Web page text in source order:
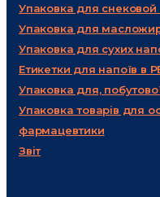
Упаковка для
Упаковка для
Упаковка для сухих
Етикетки для напоїв в
Упаковка для, побутової
Упаковка товарів для
фармацевтики
Звіт